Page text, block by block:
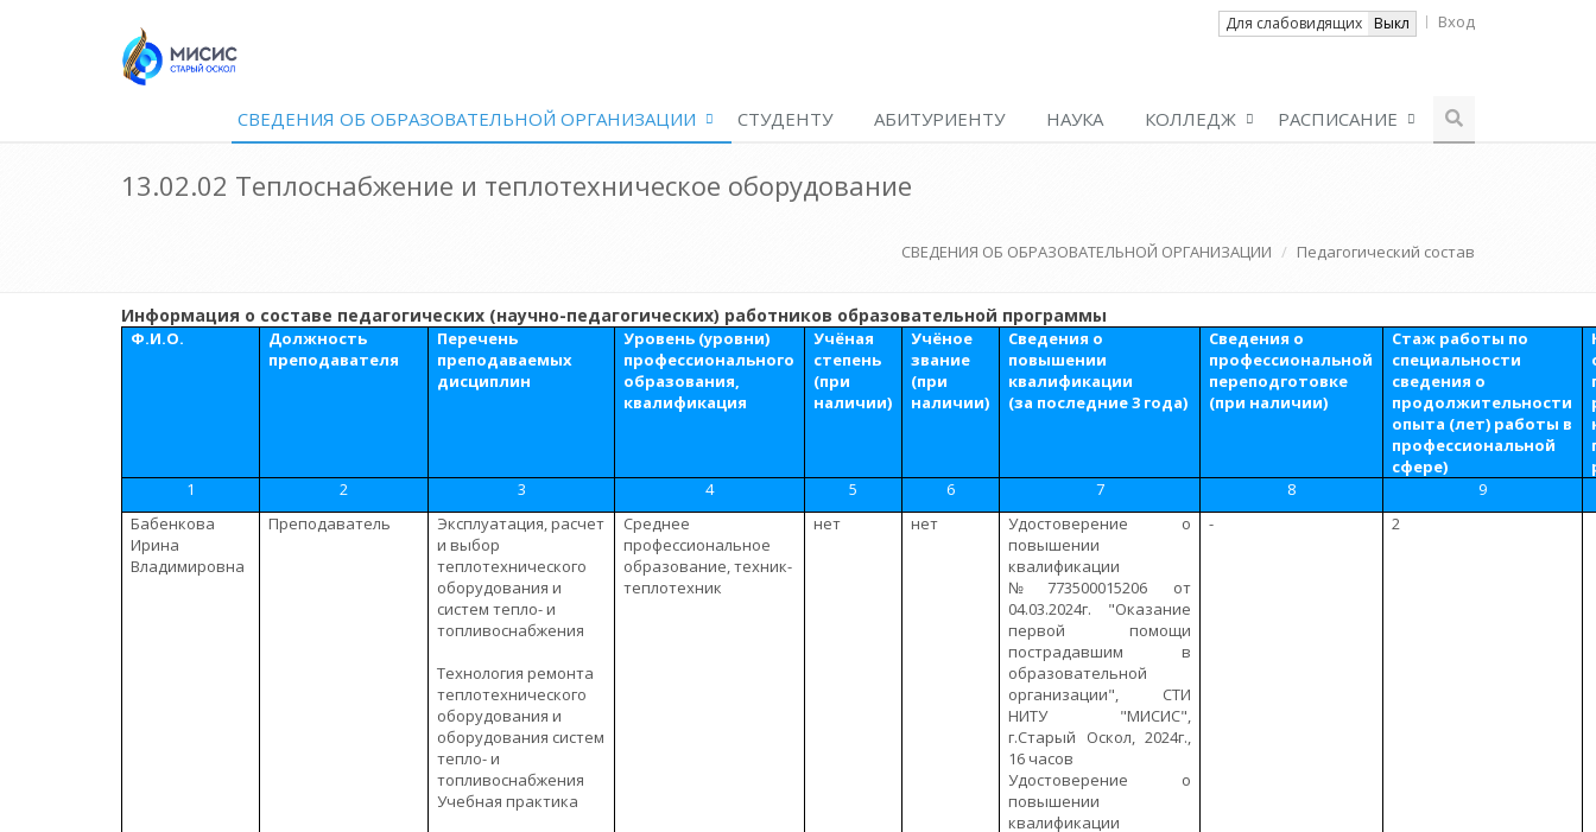
Для слабовидящих Выкл Вход
СВЕДЕНИЯ ОБ ОБРАЗОВАТЕЛЬНОЙ ОРГАНИЗАЦИИ СТУДЕНТУ АБИТУРИЕНТУ НАУКА КОЛЛЕДЖ РАСПИСАНИЕ
13.02.02 Теплоснабжение и теплотехническое оборудование
СВЕДЕНИЯ ОБ ОБРАЗОВАТЕЛЬНОЙ ОРГАНИЗАЦИИ Педагогический состав
Информация о составе педагогических (научно-педагогических) работников образовательной программы
Ф.И.О.
Должность
преподавателя
Перечень
преподаваемых
дисциплин
Уровень (уровни)
профессионального
образования,
квалификация
Учёная
степень
(при
наличии)
Учёное
звание
(при
наличии)
Сведения о
повышении
квалификации
(за последние 3 года)
Сведения о
профессиональной
переподготовке
(при наличии)
Стаж работы по
специальности
сведения о
продолжительности
опыта (лет) работы в
профессиональной
сфере)
1
2 3 4 5 6 7 8
9
Бабенкова
Ирина
Владимировна
Преподаватель
Эксплуатация, расчет
и выбор
теплотехнического
оборудования и
систем тепло- и
топливоснабжения
Технология ремонта
теплотехнического
оборудования и
оборудования систем
тепло- и
топливоснабжения
Учебная практика
Среднее
профессиональное
образование, техник-
теплотехник
нет нет
Удостоверение о
повышении
квалификации
№773500015206 от
04.03.2024г. "Оказание
первой помощи
пострадавшим в
образовательной
организации", СТИ
НИТУ "МИСИС",
г.Старый Оскол, 2024г.,
16 часов
Удостоверение о
повышении
квалификации
- 2